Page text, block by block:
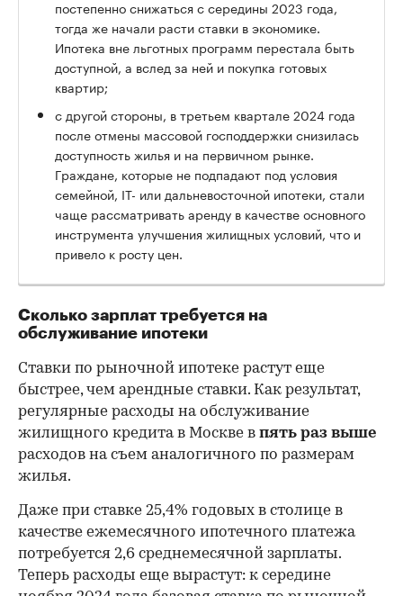
постепенно снижаться с середины 2023 года,
тогда же начали расти ставки в экономике.
Ипотека вне льготных программ перестала быть
доступной, а вслед за ней и покупка готовых
квартир;
с другой стороны, в третьем квартале 2024 года
после отмены массовой господдержки снизилась
доступность жилья и на первичном рынке.
Граждане, которые не подпадают под условия
семейной, IT- или дальневосточной ипотеки, стали
чаще рассматривать аренду в качестве основного
инструмента улучшения жилищных условий, что и
привело к росту цен.
Сколько зарплат требуется на
обслуживание ипотеки
Ставки по рыночной ипотеке растут еще
быстрее, чем арендные ставки. Как результат,
регулярные расходы на обслуживание
жилищного кредита в Москве в пять раз выше
расходов на съем аналогичного по размерам
жилья.
Даже при ставке 25,4% годовых в столице в
качестве ежемесячного ипотечного платежа
потребуется 2,6 среднемесячной зарплаты.
Теперь расходы еще вырастут: к середине